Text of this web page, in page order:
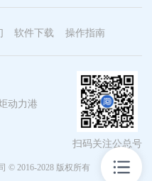
软件下载 操作指南
动力港
扫码关注公总号
© 2016-2028 版权所有